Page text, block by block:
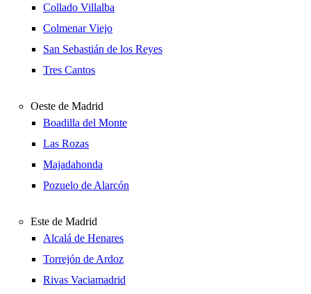
Collado Villalba
Colmenar Viejo
San Sebastián de los Reyes
Tres Cantos
Oeste de Madrid
Boadilla del Monte
Las Rozas
Majadahonda
Pozuelo de Alarcón
Este de Madrid
Alcalá de Henares
Torrejón de Ardoz
Rivas Vaciamadrid